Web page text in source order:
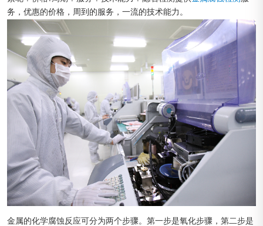
务，优惠的价格，周到的服务，一流的技术能力。
金属的化学腐蚀反应可分为两个步骤。第一步是氧化步骤，第二步是